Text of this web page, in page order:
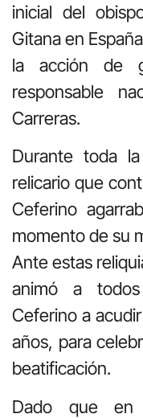
inicial del
Gitana en
la acción de
responsable
Carreras.
Durante toda
relicario que
Ceferino
momento de su
Ante estas
animó a
Ceferino a
años, para
beatificación.
Dado que en